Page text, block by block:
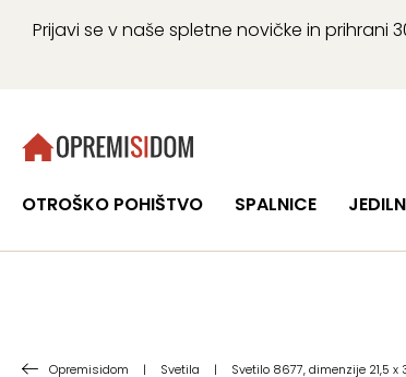
Prijavi se v naše spletne novičke in
OTROŠKO POHIŠTVO SPALNICE
Opremisidom | Svetila | Svetilo 8677, dimenzije 21,5 x